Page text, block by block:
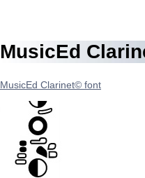
MusicEd
MusicEd Clarinet© font